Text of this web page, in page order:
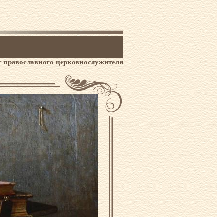
православного церковнослужителя